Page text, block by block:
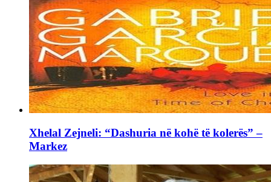
Xhelal Zejneli: “Dashuria në kohë të kolerës” –
Markez